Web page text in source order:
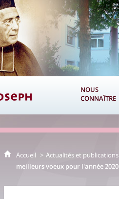
Saint Joseph
NOUS
CONNAÎTRE
Accueil Actualités et publications
meilleurs voeux pour l'année 2020